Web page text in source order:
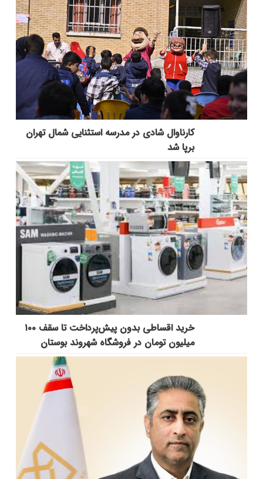
کارناوال شادی در مدرسه استثنایی شمال تهران
برپا شد
خرید اقساطی بدون پیش‌پرداخت تا سقف ۱۰۰
میلیون تومان در فروشگاه شهروند بوستان